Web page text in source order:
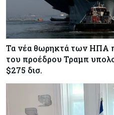
Τα νέα θωρηκτά των ΗΠΑ
του προέδρου Τραμπ
$275 δισ.